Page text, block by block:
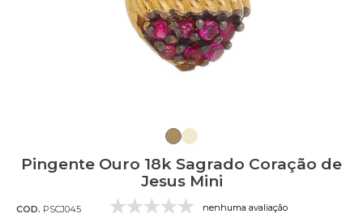
Pingente Ouro 18k Sagrado Coração de
Jesus Mini
COD. PSCJ045 nenhuma avaliação